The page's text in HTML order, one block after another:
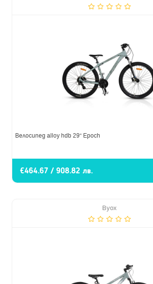
Велосипед alloy hdb 29“ Epoch
€464.67 / 908.82 лв.
Byox